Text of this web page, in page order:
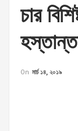
চার
On মার্চ ১৪, ২০১৯